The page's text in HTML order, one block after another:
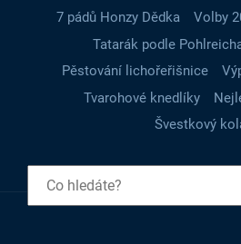
7 pádů Honzy Dědka
Volby
Tatarák podle
Pěstování lichořeřišnice
Tvarohové knedlíky
Švestkový